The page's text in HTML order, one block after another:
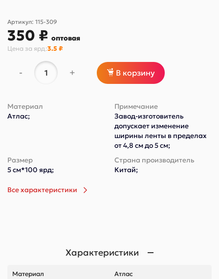
Артикул: 115-309
350 ₽ оптовая
Цена за ярд:3.5 ₽
- + В корзину
Материал
Атлас;
Примечание
Завод-изготовитель
допускает изменение
ширины ленты в пределах
от 4,8 см до 5 см;
Размер
5 см*100 ярд;
Страна производитель
Китай;
Все характеристики
Характеристики
Материал Атлас